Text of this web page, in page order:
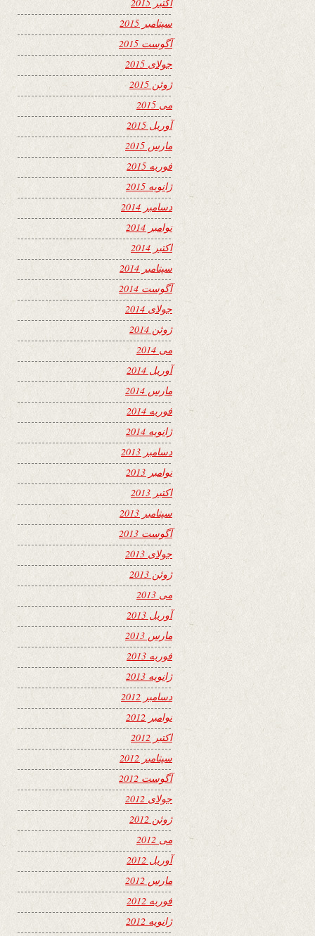
سپتامبر 2015
آگوست 2015
جولای 2015
ژوئن 2015
می 2015
آوریل 2015
مارس 2015
فوریه 2015
ژانویه 2015
دسامبر 2014
نوامبر 2014
اکتبر 2014
سپتامبر 2014
آگوست 2014
جولای 2014
ژوئن 2014
می 2014
آوریل 2014
مارس 2014
فوریه 2014
ژانویه 2014
دسامبر 2013
نوامبر 2013
اکتبر 2013
سپتامبر 2013
آگوست 2013
جولای 2013
ژوئن 2013
می 2013
آوریل 2013
مارس 2013
فوریه 2013
ژانویه 2013
دسامبر 2012
نوامبر 2012
اکتبر 2012
سپتامبر 2012
آگوست 2012
جولای 2012
ژوئن 2012
می 2012
آوریل 2012
مارس 2012
فوریه 2012
ژانویه 2012